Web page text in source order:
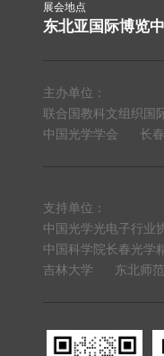
展会地点
东北亚国际博览
主办单位：
联合国教科文组织国
中国光学学会
长
支持单位：
中国光学光电子行业
中国科学院长春光学
吉林大学
东北师